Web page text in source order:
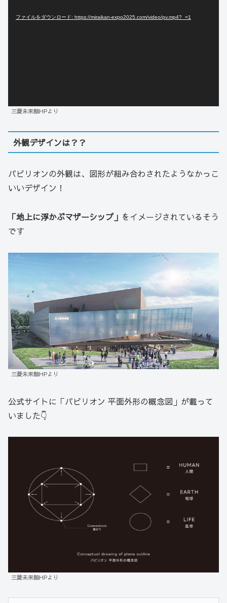
ファイルをダウンロード: https://miraikan-expo2025.com/video/pv.mp4?_=1
三菱未来館HPより
外観デザインは？？
パビリオンの外観は、図形が組み合わされたようなかっこ
いいデザイン！
「地上に浮かぶマザーシップ」 をイメージされているそう
です
三菱未来館HPより
公式サイトに「パビリオン 平面外形の概念図」が載って
いました👇
三菱未来館HPより